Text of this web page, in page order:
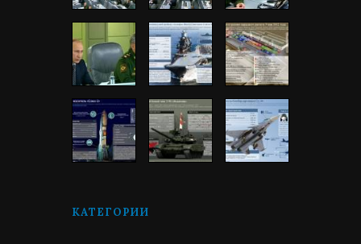
КАТЕГОРИИ